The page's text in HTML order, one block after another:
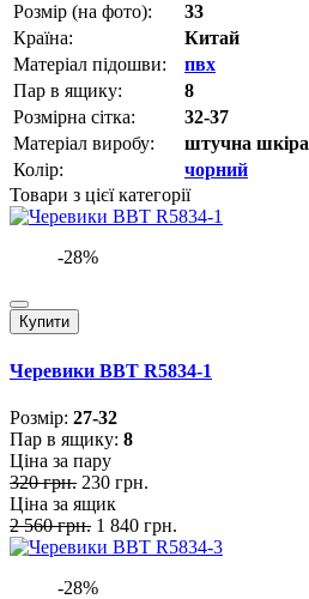
Розмір (на фото):
33
Країна:
Китай
Матеріал підошви:
пвх
Пар в ящику:
8
Розмірна сітка:
32-37
Матеріал виробу:
штучна шкіра
Колір:
чорний
Товари з цієї категорії
-28%
Купити
Черевики BBT R5834-1
Розмiр: 27-32
Пар в ящику: 8
Ціна за пару
320 грн. 230 грн.
Ціна за ящик
2 560 грн. 1 840 грн.
-28%